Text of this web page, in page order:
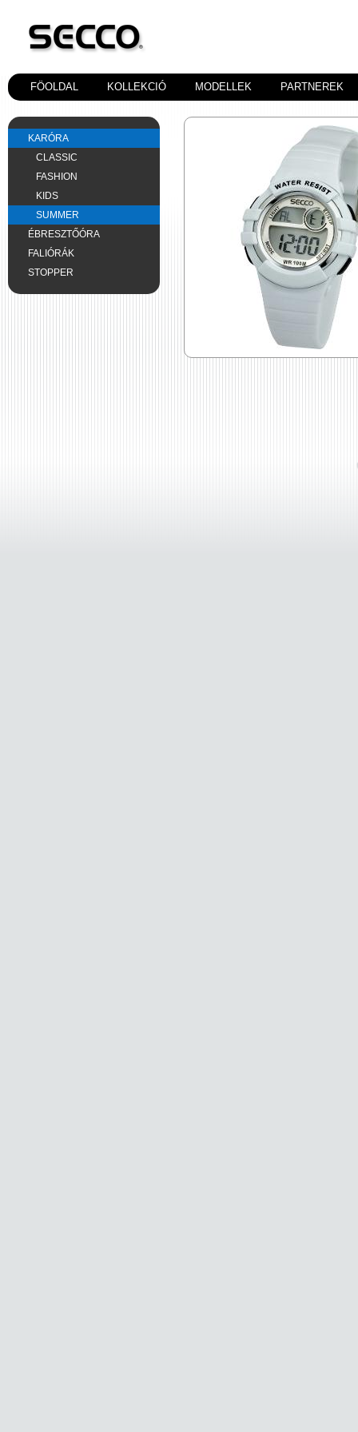
FÖOLDAL KOLLEKCIÓ MODELLEK PARTNEREK
KARÓRA
CLASSIC
FASHION
KIDS
SUMMER
ÉBRESZTŐÓRA
FALIÓRÁK
STOPPER